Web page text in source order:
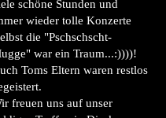
schöne Stunden und
wieder tolle Konzerte
die "Pschschscht-
war ein Traum...:))))!
Toms Eltern waren restlos
freuen uns auf unser